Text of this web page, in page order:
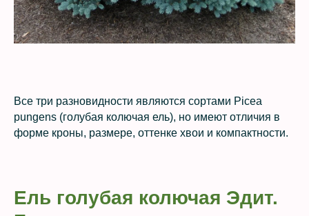
Все три разновидности являются сортами Picea
pungens (голубая колючая ель), но имеют отличия в
форме кроны, размере, оттенке хвои и компактности.
Ель голубая колючая Эдит.